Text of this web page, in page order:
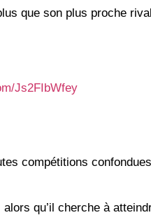
que son plus proche
Js2FIbWfey
compétitions
qu’il cherche à